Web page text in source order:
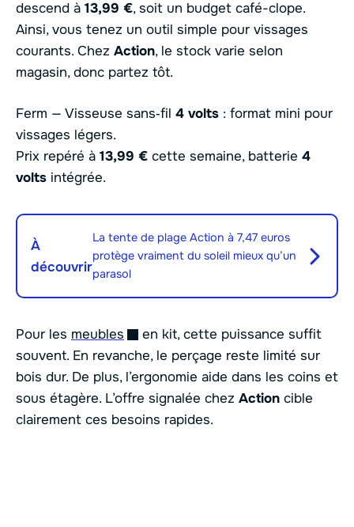
descend à 13,99 €, soit un budget café-clope.
Ainsi, vous tenez un outil simple pour vissages
courants. Chez Action, le stock varie selon
magasin, donc partez tôt.
Ferm — Visseuse sans‑fil 4 volts : format mini pour
vissages légers.
Prix repéré à 13,99 € cette semaine, batterie 4
volts intégrée.
À
découvrir
La tente de plage Action à 7,47 euros
protège vraiment du soleil mieux qu’un
parasol
Pour les meubles
en kit, cette puissance suffit
souvent. En revanche, le perçage reste limité sur
bois dur. De plus, l’ergonomie aide dans les coins et
sous étagère. L’offre signalée chez Action cible
clairement ces besoins rapides.